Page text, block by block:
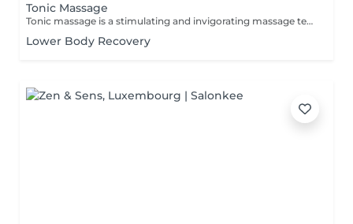
Tonic Massage
Tonic massage is a stimulating and invigorating massage technique designed to energize the body, improve muscle tone, and enhance circulation. It is often used to wake up the body, especially before physical activity or to fight fatigue. Key Characteristics of Tonic Massage: Fast and rhythmic movements: Includes brisk strokes like tapping, kneading, friction, and percussion. Increases blood flow: Helps oxygenate the muscles and skin. Stimulates the nervous system: Promotes alertness and vitality. Firms and tones the muscles: Often used in sports or beauty settings to improve muscle tone and skin appearance. Benefits: * Boosts energy and mental focus * Enhances muscle readiness before exercise * Reduces feelings of tiredness * Can help improve skin elasticity over time Ideal For: . Athletes before performance . People needing a boost after fatigue or sedentary periods . Those looking to tone the body and improve circulation
Lower Body Recovery